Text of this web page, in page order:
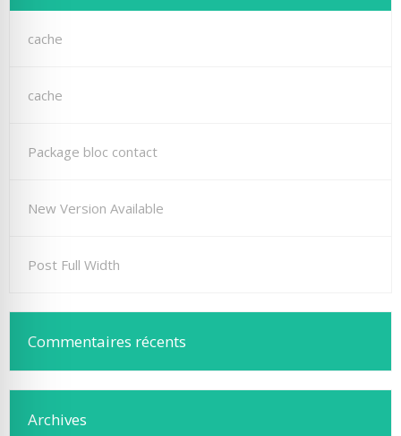
cache
cache
Package bloc contact
New Version Available
Post Full Width
Commentaires récents
Archives